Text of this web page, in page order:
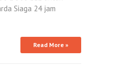
Siaga 24 jam
Read More »